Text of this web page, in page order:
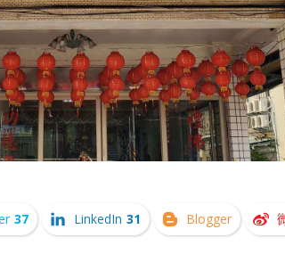
37 LinkedIn 31 Blogger